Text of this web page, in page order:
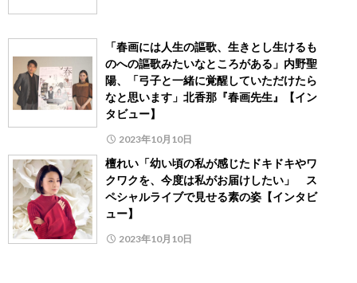
「春画には人生の謳歌、生きとし生けるも
のへの謳歌みたいなところがある」内野聖
陽、「弓子と一緒に覚醒していただけたら
なと思います」北香那『春画先生』【イン
タビュー】
2023年10月10日
檀れい「幼い頃の私が感じたドキドキやワ
クワクを、今度は私がお届けしたい」 ス
ペシャルライブで見せる素の姿【インタビ
ュー】
2023年10月10日